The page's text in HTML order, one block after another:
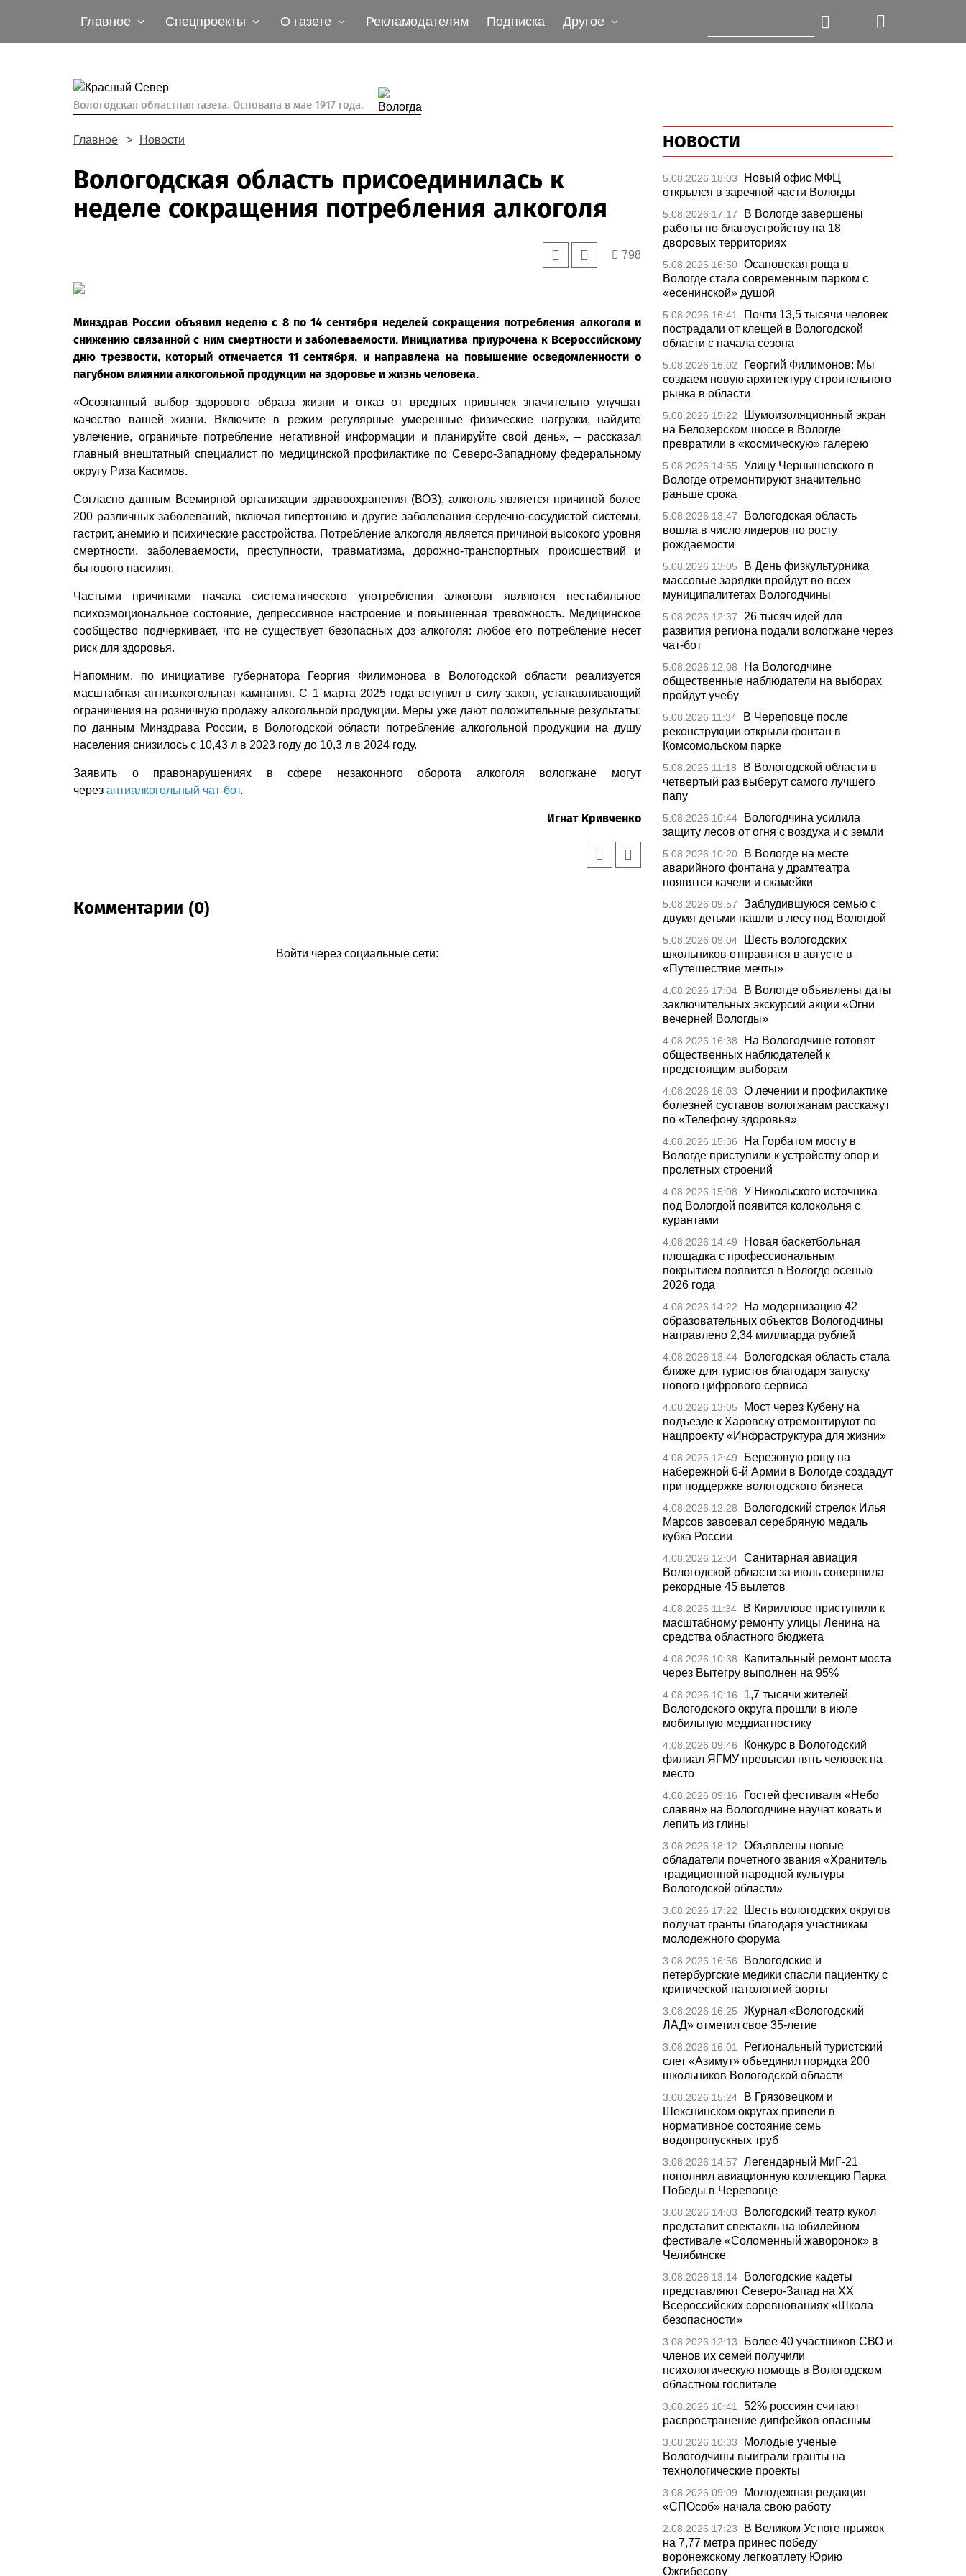
Главное Спецпроекты О газете Рекламодателям Подписка Другое
Вологодская областная газета. Основана в мае 1917 года.
Главное Новости
Вологодская область присоединилась к
неделе сокращения потребления алкоголя
798
Минздрав России объявил неделю с 8 по 14 сентября неделей сокращения потребления алкоголя и
снижению связанной с ним смертности и заболеваемости. Инициатива приурочена к Всероссийскому
дню трезвости, который отмечается 11 сентября, и направлена на повышение осведомленности о
пагубном влиянии алкогольной продукции на здоровье и жизнь человека.
«Осознанный выбор здорового образа жизни и отказ от вредных привычек значительно улучшат
качество вашей жизни. Включите в режим регулярные умеренные физические нагрузки, найдите
увлечение, ограничьте потребление негативной информации и планируйте свой день», – рассказал
главный внештатный специалист по медицинской профилактике по Северо-Западному федеральному
округу Риза Касимов.
Согласно данным Всемирной организации здравоохранения (ВОЗ), алкоголь является причиной более
200 различных заболеваний, включая гипертонию и другие заболевания сердечно-сосудистой системы,
гастрит, анемию и психические расстройства. Потребление алкоголя является причиной высокого уровня
смертности, заболеваемости, преступности, травматизма, дорожно-транспортных происшествий и
бытового насилия.
Частыми причинами начала систематического употребления алкоголя являются нестабильное
психоэмоциональное состояние, депрессивное настроение и повышенная тревожность. Медицинское
сообщество подчеркивает, что не существует безопасных доз алкоголя: любое его потребление несет
риск для здоровья.
Напомним, по инициативе губернатора Георгия Филимонова в Вологодской области реализуется
масштабная антиалкогольная кампания. С 1 марта 2025 года вступил в силу закон, устанавливающий
ограничения на розничную продажу алкогольной продукции. Меры уже дают положительные результаты:
по данным Минздрава России, в Вологодской области потребление алкогольной продукции на душу
населения снизилось с 10,43 л в 2023 году до 10,3 л в 2024 году.
Заявить о правонарушениях в сфере незаконного оборота алкоголя вологжане могут
через антиалкогольный чат-бот.
Игнат Кривченко
Комментарии (0)
Войти через социальные сети:
НОВОСТИ
5.08.2026 18:03
Новый офис МФЦ
открылся в заречной части Вологды
5.08.2026 17:17
В Вологде завершены
работы по благоустройству на 18
дворовых территориях
5.08.2026 16:50 Осановская роща в
Вологде стала современным парком с
«есенинской» душой
5.08.2026 16:41
Почти 13,5 тысячи человек
пострадали от клещей в Вологодской
области с начала сезона
5.08.2026 16:02
Георгий Филимонов: Мы
создаем новую архитектуру строительного
рынка в области
5.08.2026 15:22
Шумоизоляционный экран
на Белозерском шоссе в Вологде
превратили в «космическую» галерею
5.08.2026 14:55
Улицу Чернышевского в
Вологде отремонтируют значительно
раньше срока
5.08.2026 13:47
Вологодская область
вошла в число лидеров по росту
рождаемости
5.08.2026 13:05
В День физкультурника
массовые зарядки пройдут во всех
муниципалитетах Вологодчины
5.08.2026 12:37
26 тысяч идей для
развития региона подали вологжане через
чат-бот
5.08.2026 12:08
На Вологодчине
общественные наблюдатели на выборах
пройдут учебу
5.08.2026 11:34
В Череповце после
реконструкции открыли фонтан в
Комсомольском парке
5.08.2026 11:18
В Вологодской области в
четвертый раз выберут самого лучшего
папу
5.08.2026 10:44
Вологодчина усилила
защиту лесов от огня с воздуха и с земли
5.08.2026 10:20
В Вологде на месте
аварийного фонтана у драмтеатра
появятся качели и скамейки
5.08.2026 09:57
Заблудившуюся семью с
двумя детьми нашли в лесу под Вологдой
5.08.2026 09:04
Шесть вологодских
школьников отправятся в августе в
«Путешествие мечты»
4.08.2026 17:04
В Вологде объявлены даты
заключительных экскурсий акции «Огни
вечерней Вологды»
4.08.2026 16:38
На Вологодчине готовят
общественных наблюдателей к
предстоящим выборам
4.08.2026 16:03
О лечении и профилактике
болезней суставов вологжанам расскажут
по «Телефону здоровья»
4.08.2026 15:36
На Горбатом мосту в
Вологде приступили к устройству опор и
пролетных строений
4.08.2026 15:08
У Никольского источника
под Вологдой появится колокольня с
курантами
4.08.2026 14:49
Новая баскетбольная
площадка с профессиональным
покрытием появится в Вологде осенью
2026 года
4.08.2026 14:22
На модернизацию 42
образовательных объектов Вологодчины
направлено 2,34 миллиарда рублей
4.08.2026 13:44
Вологодская область стала
ближе для туристов благодаря запуску
нового цифрового сервиса
4.08.2026 13:05
Мост через Кубену на
подъезде к Харовску отремонтируют по
нацпроекту «Инфраструктура для жизни»
4.08.2026 12:49
Березовую рощу на
набережной 6-й Армии в Вологде создадут
при поддержке вологодского бизнеса
4.08.2026 12:28
Вологодский стрелок Илья
Марсов завоевал серебряную медаль
кубка России
4.08.2026 12:04 Санитарная авиация
Вологодской области за июль совершила
рекордные 45 вылетов
4.08.2026 11:34
В Кириллове приступили к
масштабному ремонту улицы Ленина на
средства областного бюджета
4.08.2026 10:38
Капитальный ремонт моста
через Вытегру выполнен на 95%
4.08.2026 10:16
1,7 тысячи жителей
Вологодского округа прошли в июле
мобильную меддиагностику
4.08.2026 09:46
Конкурс в Вологодский
филиал ЯГМУ превысил пять человек на
место
4.08.2026 09:16
Гостей фестиваля «Небо
славян» на Вологодчине научат ковать и
лепить из глины
3.08.2026 18:12
Объявлены новые
обладатели почетного звания «Хранитель
традиционной народной культуры
Вологодской области»
3.08.2026 17:22
Шесть вологодских округов
получат гранты благодаря участникам
молодежного форума
3.08.2026 16:56
Вологодские и
петербургские медики спасли пациентку с
критической патологией аорты
3.08.2026 16:25
Журнал «Вологодский
ЛАД» отметил свое 35-летие
3.08.2026 16:01
Региональный туристский
слет «Азимут» объединил порядка 200
школьников Вологодской области
3.08.2026 15:24
В Грязовецком и
Шекснинском округах привели в
нормативное состояние семь
водопропускных труб
3.08.2026 14:57
Легендарный МиГ-21
пополнил авиационную коллекцию Парка
Победы в Череповце
3.08.2026 14:03
Вологодский театр кукол
представит спектакль на юбилейном
фестивале «Соломенный жаворонок» в
Челябинске
3.08.2026 13:14
Вологодские кадеты
представляют Северо-Запад на XX
Всероссийских соревнованиях «Школа
безопасности»
3.08.2026 12:13
Более 40 участников СВО и
членов их семей получили
психологическую помощь в Вологодском
областном госпитале
3.08.2026 10:41
52% россиян считают
распространение дипфейков опасным
3.08.2026 10:33
Молодые ученые
Вологодчины выиграли гранты на
технологические проекты
3.08.2026 09:09
Молодежная редакция
«СПОсоб» начала свою работу
2.08.2026 17:23
В Великом Устюге прыжок
на 7,77 метра принес победу
воронежскому легкоатлету Юрию
Ожгибесову